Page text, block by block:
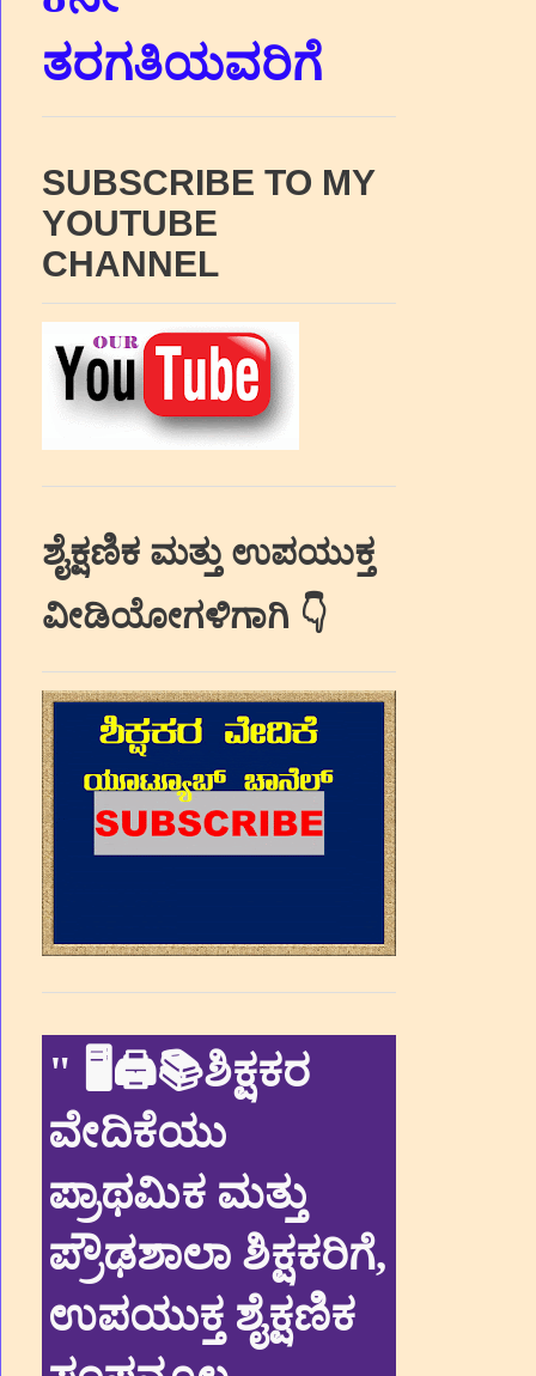
ತರಗತಿಯವರಿಗೆ
SUBSCRIBE TO MY
YOUTUBE
CHANNEL
ಶೈಕ್ಷಣಿಕ ಮತ್ತು ಉಪಯುಕ್ತ
ವೀಡಿಯೋಗಳಿಗಾಗಿ 👇
" 🖥🖨📚ಶಿಕ್ಷಕರ
ವೇದಿಕೆಯು
ಪ್ರಾಥಮಿಕ ಮತ್ತು
ಪ್ರೌಢಶಾಲಾ ಶಿಕ್ಷಕರಿಗೆ,
ಉಪಯುಕ್ತ ಶೈಕ್ಷಣಿಕ